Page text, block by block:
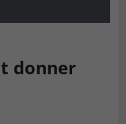
donner